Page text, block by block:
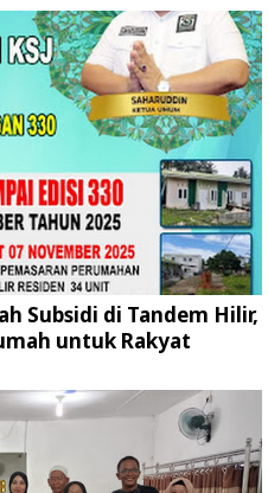
Subsidi di Tandem Hilir,
untuk Rakyat